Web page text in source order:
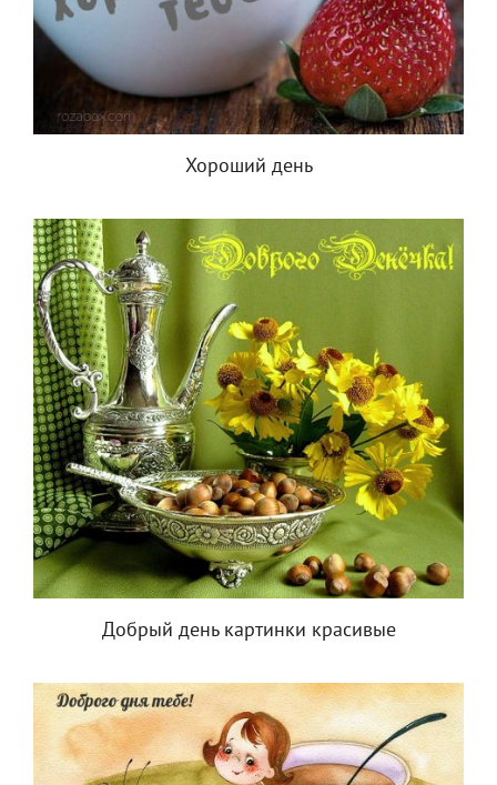
Хороший день
Добрый день картинки красивые